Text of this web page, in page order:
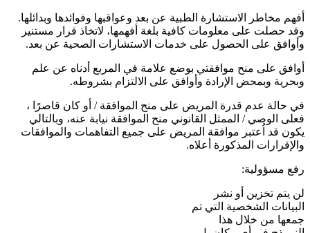
أفهم مخاطر الاستشارة الطبية عن بعد وعواقبها وفوائدها وبدائلها.
وقد حصلت على معلومات كافية بلغة أفهمها، لاتخاذ قرار مستنير
وأوافق على الحصول على خدمات الاستشارات الصحية عن بعد.
أوافق على منح موافقتي بوضع علامة في المربع أدناه عن علم
وبحرية وبمحض الإرادة وأوافق على الالتزام بشروطه.
في حالة عدم قدرة المريض على منح الموافقة / أو كان قاصرًا ،
فعلى الوصي / الممثل القانوني منح الموافقة نيابة عنه، وبالتالي
يكون قد اُعتبر موافقة المريض على جميع التفاهمات والموافقات
والإقرارات المذكورة أعلاه.
رفع مسؤولية:
لن يتم تخزين أو نشر
البيانات الشخصية التي تم
جمعها من خلال هذا